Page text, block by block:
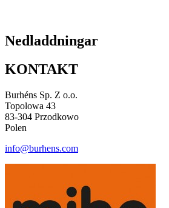
Nedladdningar
KONTAKT
Burhéns Sp. Z o.o.
Topolowa 43
83-304 Przodkowo
Polen
info@burhens.com